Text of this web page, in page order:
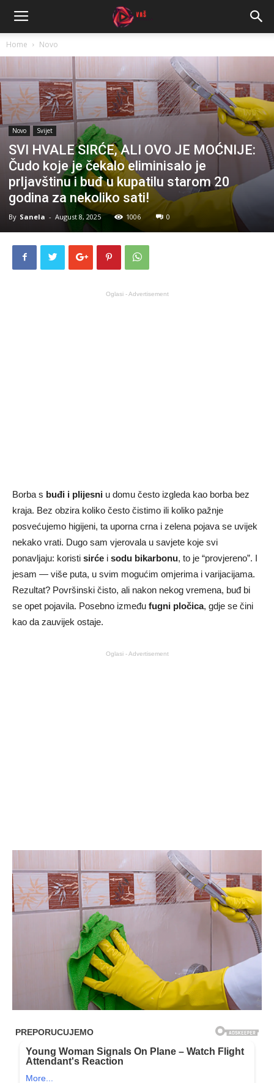
Home Novo
Novo Svijet
SVI HVALE SIRĆE, ALI OVO JE MOĆNIJE:
Čudo koje je čekalo eliminisalo je
prljavštinu i buđ u kupatilu starom 20
godina za nekoliko sati!
By Sanela - August 8, 2025 1006 0
Oglasi - Advertisement
Borba s buđi i plijesni u domu često izgleda kao borba bez
kraja. Bez obzira koliko često čistimo ili koliko pažnje
posvećujemo higijeni, ta uporna crna i zelena pojava se uvijek
nekako vrati. Dugo sam vjerovala u savjete koje svi
ponavljaju: koristi sirće i sodu bikarbonu, to je “provjereno”. I
jesam — više puta, u svim mogućim omjerima i varijacijama.
Rezultat? Površinski čisto, ali nakon nekog vremena, buđ bi
se opet pojavila. Posebno između fugni pločica, gdje se čini
kao da zauvijek ostaje.
Oglasi - Advertisement